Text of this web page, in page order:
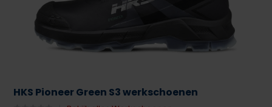
HKS Pioneer Green S3 werkschoenen